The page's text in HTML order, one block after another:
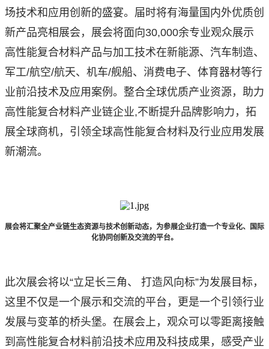
场技术和应用创新的盛宴。届时将有海量国内外优质创
新产品亮相展会，展会将面向30,000余专业观众展示
高性能复合材料产品与加工技术在新能源、汽车制造、
军工/航空/航天、机车/舰船、消费电子、体育器材等行
业前沿技术及应用案例。整合全球优质产业资源，助力
高性能复合材料产业链企业,不断提升品牌影响力，拓
展全球商机，引领全球高性能复合材料及行业应用发展
新潮流。
展会将汇聚全产业链生态资源与技术创新动态，为参展企业打造一个专业化、国际
化协同创新及交流的平台。
此次展会将以“立足长三角、 打造风向标”为发展目标，
这里不仅是一个展示和交流的平台，更是一个引领行业
发展与变革的桥头堡。在展会上，观众可以零距离接触
到高性能复合材料前沿技术应用及科技成果，感受产业